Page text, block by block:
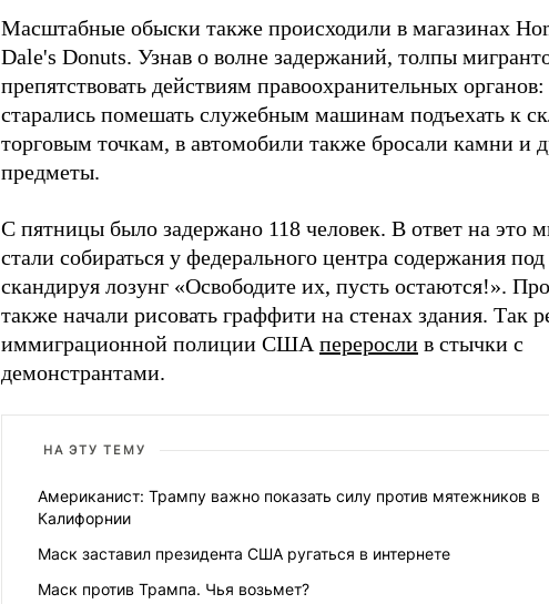
Масштабные обыски также происходили в магазинах
Dale's Donuts. Узнав о волне задержаний, толпы
препятствовать действиям правоохранительных
старались помешать служебным машинам подъехать к
торговым точкам, в автомобили также бросали камни и
предметы.
С пятницы было задержано 118 человек. В ответ на это
стали собираться у федерального центра содержания
скандируя лозунг «Освободите их, пусть остаются!».
также начали рисовать граффити на стенах здания. Так
иммиграционной полиции США переросли в стычки с
демонстрантами.
НА ЭТУ ТЕМУ
Американист: Трампу важно показать силу против мятежников в
Калифорнии
Маск заставил президента США ругаться в интернете
Маск против Трампа. Чья возьмет?